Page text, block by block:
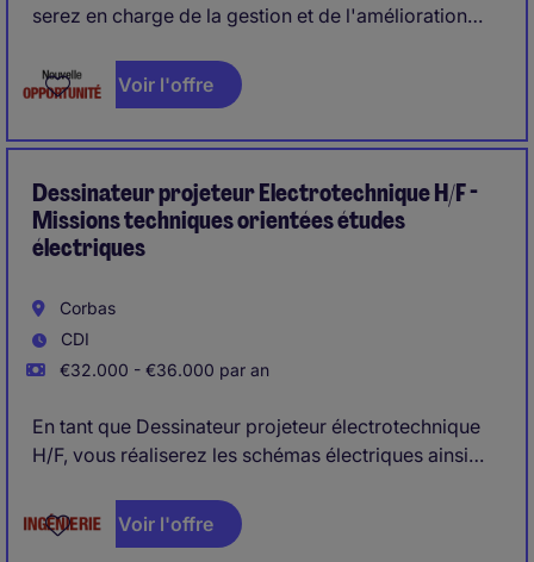
serez en charge de la gestion et de l'amélioration
fournisseurs.Voir l'offre
Dessinateur projeteur Electrotechnique H/F -
Missions techniques orientées études
électriques
Corbas
CDI
€32.000 - €36.000 par an
En tant que Dessinateur projeteur électrotechnique
H/F, vous réaliserez les schémas électriques ainsi
automatisés sur mesure. Vous dimensionnerez les
composants électriques et assurerez le suivi des
Voir l'offre